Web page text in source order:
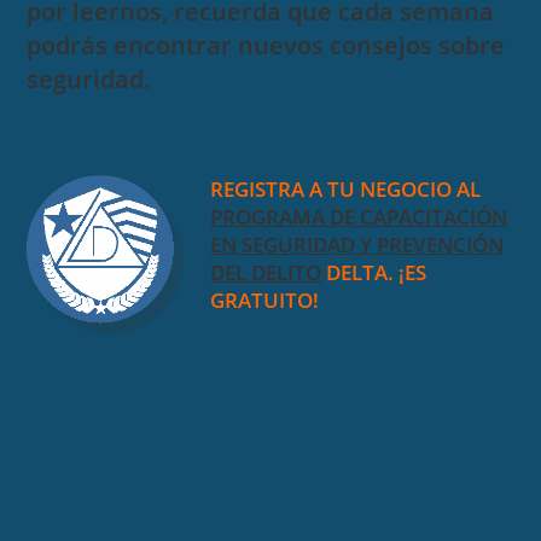
por leernos, recuerda que cada semana
podrás encontrar nuevos consejos sobre
seguridad.
REGISTRA A TU NEGOCIO AL
PROGRAMA DE CAPACITACIÓN
EN SEGURIDAD Y PREVENCIÓN
DEL DELITO DELTA. ¡ES
GRATUITO!